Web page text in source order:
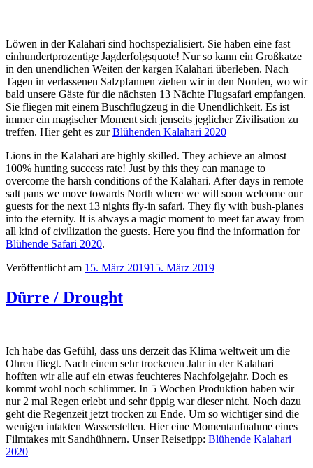
Löwen in der Kalahari sind hochspezialisiert. Sie haben eine fast
einhundertprozentige Jagderfolgsquote! Nur so kann ein Großkatze
in den unendlichen Weiten der kargen Kalahari überleben. Nach
Tagen in verlassenen Salzpfannen ziehen wir in den Norden, wo wir
bald unsere Gäste für die nächsten 13 Nächte Flugsafari empfangen.
Sie fliegen mit einem Buschflugzeug in die Unendlichkeit. Es ist
immer ein magischer Moment sich jenseits jeglicher Zivilisation zu
treffen. Hier geht es zurBlühenden Kalahari 2020
Lions in the Kalahari are highly skilled. They achieve an almost
100% hunting success rate! Just by this they can manage to
overcome the harsh conditions of the Kalahari. After days in remote
salt pans we move towards North where we will soon welcome our
guests for the next 13 nights fly-in safari. They fly with bush-planes
into the eternity. It is always a magic moment to meet far away from
all kind of civilization the guests. Here you find the information for
Blühende Safari 2020.
Veröffentlicht am 15. März 201915. März 2019
Dürre / Drought
Ich habe das Gefühl, dass uns derzeit das Klima weltweit um die
Ohren fliegt. Nach einem sehr trockenen Jahr in der Kalahari
hofften wir alle auf ein etwas feuchteres Nachfolgejahr. Doch es
kommt wohl noch schlimmer. In 5 Wochen Produktion haben wir
nur 2 mal Regen erlebt und sehr üppig war dieser nicht. Noch dazu
geht die Regenzeit jetzt trocken zu Ende. Um so wichtiger sind die
wenigen intakten Wasserstellen. Hier eine Momentaufnahme eines
Filmtakes mit Sandhühnern. Unser Reisetipp: Blühende Kalahari
2020